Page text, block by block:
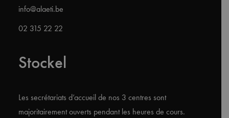
info@alaeti.be
02 315 22 22
Stockel
Les secrétariats d’accueil de nos 3 centres sont
majoritairement ouverts pendant les heures de cours.